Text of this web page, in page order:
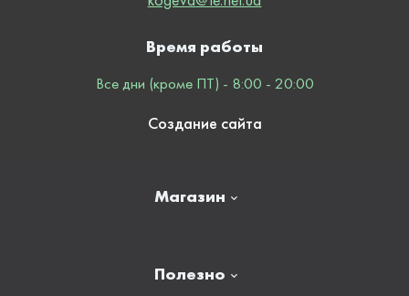
Магазин
Полезно
Время работы
Все дни (кроме ПТ) - 8:00 - 20:00
Создание сайта